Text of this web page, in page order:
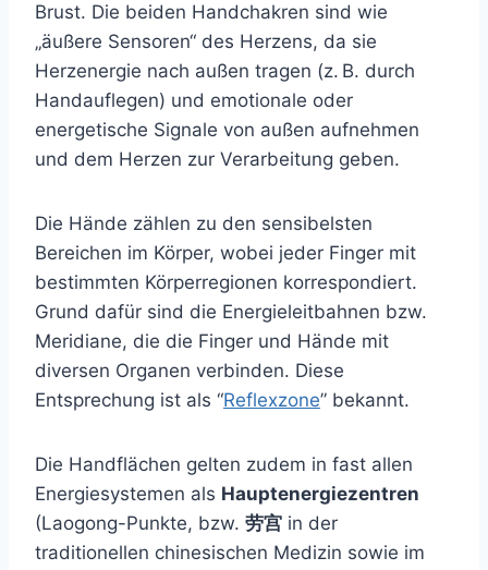
Brust. Die beiden Handchakren sind wie
„äußere Sensoren“ des Herzens, da sie
Herzenergie nach außen tragen (z. B. durch
Handauflegen) und emotionale oder
energetische Signale von außen aufnehmen
und dem Herzen zur Verarbeitung geben.
Die Hände zählen zu den sensibelsten
Bereichen im Körper, wobei jeder Finger mit
bestimmten Körperregionen korrespondiert.
Grund dafür sind die Energieleitbahnen bzw.
Meridiane, die die Finger und Hände mit
diversen Organen verbinden. Diese
Entsprechung ist als “Reflexzone” bekannt.
Die Handflächen gelten zudem in fast allen
Energiesystemen als Hauptenergiezentren
(Laogong-Punkte, bzw. 劳宫 in der
traditionellen chinesischen Medizin sowie im